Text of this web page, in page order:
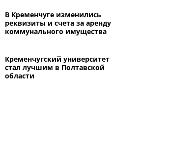
В Кременчуге изменились
реквизиты и счета за аренду
коммунального имущества
Кременчугский университет
стал лучшим в Полтавской
области